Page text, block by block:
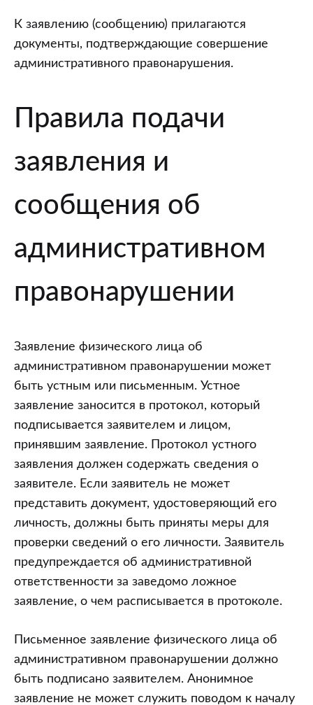
К заявлению (сообщению) прилагаются
документы, подтверждающие совершение
административного правонарушения.
Правила подачи
заявления и
сообщения об
административном
правонарушении
Заявление физического лица об
административном правонарушении может
быть устным или письменным. Устное
заявление заносится в протокол, который
подписывается заявителем и лицом,
принявшим заявление. Протокол устного
заявления должен содержать сведения о
заявителе. Если заявитель не может
представить документ, удостоверяющий его
личность, должны быть приняты меры для
проверки сведений о его личности. Заявитель
предупреждается об административной
ответственности за заведомо ложное
заявление, о чем расписывается в протоколе.
Письменное заявление физического лица об
административном правонарушении должно
быть подписано заявителем. Анонимное
заявление не может служить поводом к началу